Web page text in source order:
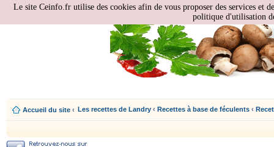
Accueil du site ‹ Les recettes de Landry ‹ Recettes à base de féculents ‹
Le site Ceinfo.fr utilise des cookies afin de vous proposer des services et
politique d'utilisation